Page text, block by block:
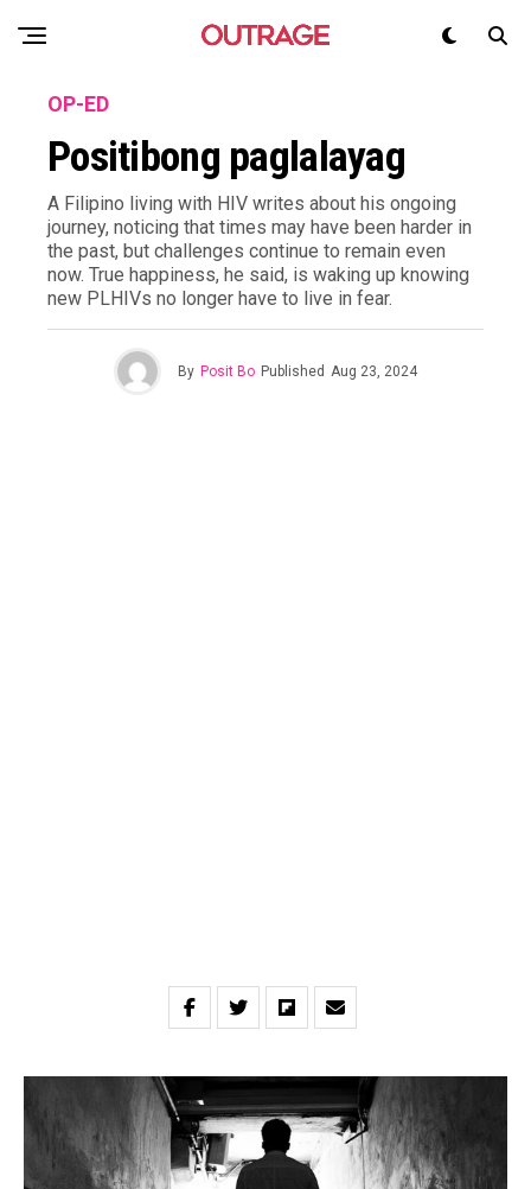
OP-ED
Positibong paglalayag
A Filipino living with HIV writes about his ongoing
journey, noticing that times may have been harder in
the past, but challenges continue to remain even
now. True happiness, he said, is waking up knowing
new PLHIVs no longer have to live in fear.
By Posit Bo Published Aug 23, 2024